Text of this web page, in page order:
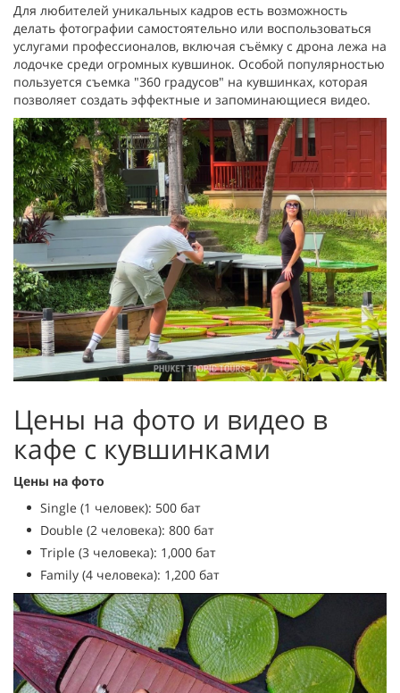
Для любителей уникальных кадров есть возможность
делать фотографии самостоятельно или воспользоваться
услугами профессионалов, включая съёмку с дрона лежа на
лодочке среди огромных кувшинок. Особой популярностью
пользуется съемка "360 градусов" на кувшинках, которая
позволяет создать эффектные и запоминающиеся видео.
Цены на фото и видео в
кафе с кувшинками
Цены на фото
Single (1 человек): 500 бат
Double (2 человека): 800 бат
Triple (3 человека): 1,000 бат
Family (4 человека): 1,200 бат